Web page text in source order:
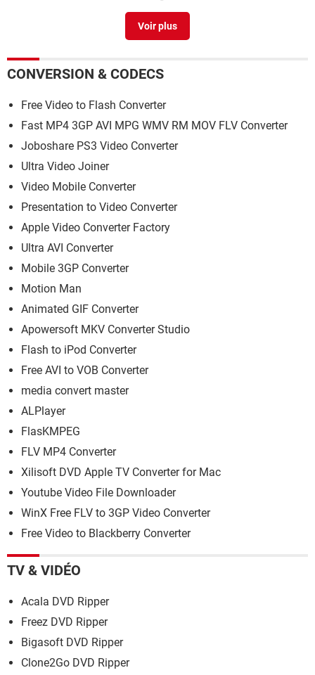
Disque mémoire flash usb>Forum Windows 8 / 8.1
CONVERSION & CODECS
Free Video to Flash Converter
Fast MP4 3GP AVI MPG WMV RM MOV FLV Converter
Joboshare PS3 Video Converter
Ultra Video Joiner
Video Mobile Converter
Presentation to Video Converter
Apple Video Converter Factory
Ultra AVI Converter
Mobile 3GP Converter
Motion Man
Animated GIF Converter
Apowersoft MKV Converter Studio
Flash to iPod Converter
Free AVI to VOB Converter
media convert master
ALPlayer
FlasKMPEG
FLV MP4 Converter
Xilisoft DVD Apple TV Converter for Mac
Youtube Video File Downloader
WinX Free FLV to 3GP Video Converter
Free Video to Blackberry Converter
TV & VIDÉO
Acala DVD Ripper
Freez DVD Ripper
Bigasoft DVD Ripper
Clone2Go DVD Ripper